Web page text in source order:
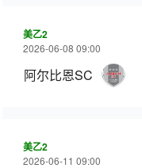
美乙2
2026-06-08 09:00
阿尔比恩SC
美乙2
2026-06-11 09:00